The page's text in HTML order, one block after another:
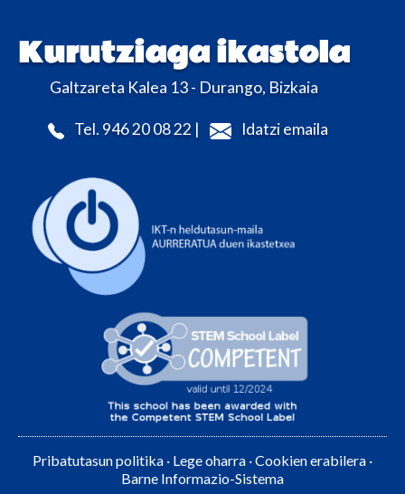
Kurutziaga ikastola
Galtzareta Kalea 13 - Durango, Bizkaia
Tel. 946 20 08 22 | Idatzi emaila
Pribatutasun politika · Lege oharra ·Cookien erabilera ·
Barne Informazio-Sistema